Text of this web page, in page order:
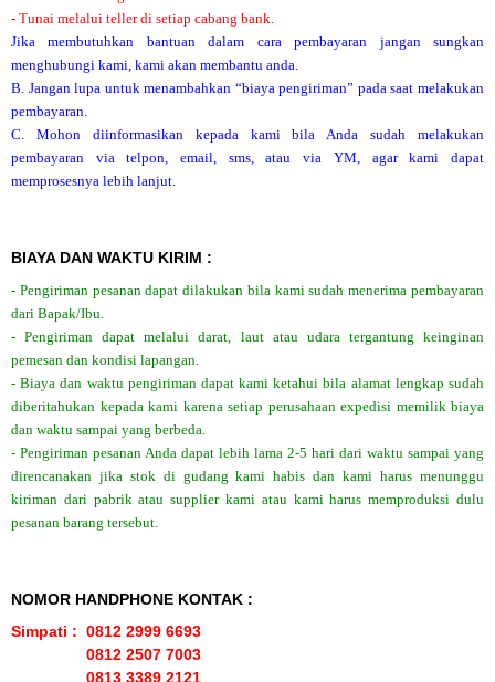
- Tunai melalui teller di setiap cabang bank.
Jika membutuhkan bantuan dalam cara pembayaran jangan sungkan
menghubungi kami, kami akan membantu anda.
B. Jangan lupa untuk menambahkan “biaya pengiriman” pada saat melakukan
pembayaran.
C. Mohon diinformasikan kepada kami bila Anda sudah melakukan
pembayaran via telpon, email, sms, atau via YM, agar kami dapat
memprosesnya lebih lanjut.
BIAYA DAN WAKTU KIRIM :
- Pengiriman pesanan dapat dilakukan bila kami sudah menerima pembayaran
dari Bapak/Ibu.
- Pengiriman dapat melalui darat, laut atau udara tergantung keinginan
pemesan dan kondisi lapangan.
- Biaya dan waktu pengiriman dapat kami ketahui bila alamat lengkap sudah
diberitahukan kepada kami karena setiap perusahaan expedisi memilik biaya
dan waktu sampai yang berbeda.
- Pengiriman pesanan Anda dapat lebih lama 2-5 hari dari waktu sampai yang
direncanakan jika stok di gudang kami habis dan kami harus menunggu
kiriman dari pabrik atau supplier kami atau kami harus memproduksi dulu
pesanan barang tersebut.
NOMOR HANDPHONE KONTAK :
Simpati : 0812 2999 6693
0812 2507 7003
0813 3389 2121